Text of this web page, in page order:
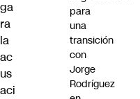
ga
ra
la
ac
us
aci
para
una
transición
con
Jorge
Rodríguez